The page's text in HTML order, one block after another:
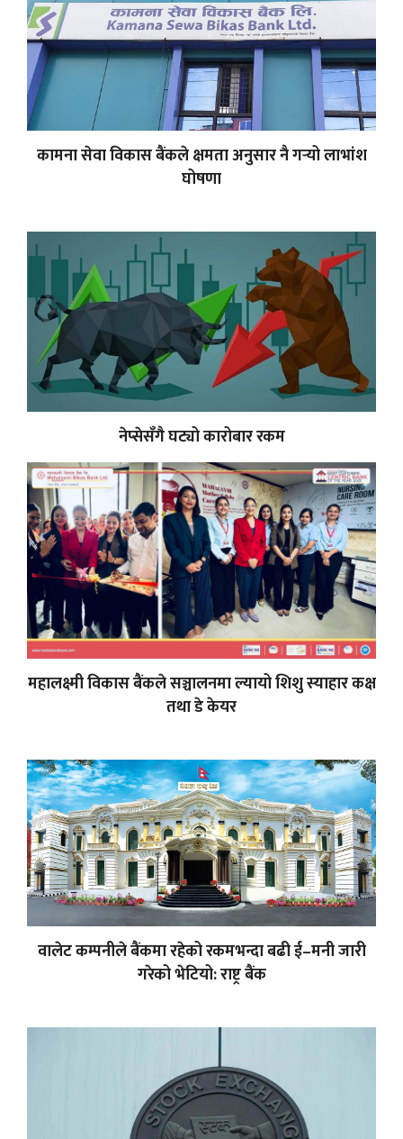
कामना सेवा विकास बैंकले क्षमता अनुसार नै गर्‍यो लाभांश
घोषणा
नेप्सेसँगै घट्यो कारोबार रकम
महालक्ष्मी विकास बैंकले सञ्चालनमा ल्यायो शिशु स्याहार कक्ष
तथा डे केयर
वालेट कम्पनीले बैंकमा रहेको रकमभन्दा बढी ई–मनी जारी
गरेको भेटियो: राष्ट्र बैंक